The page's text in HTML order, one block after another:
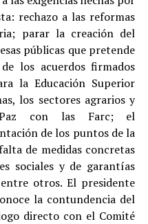
rechazo a las reformas
parar la creación del
públicas que pretende
los acuerdos firmados
la Educación Superior
los sectores agrarios y
con las Farc; el
de los puntos de la
de medidas concretas
sociales y de garantías
otros. El presidente
la contundencia del
directo con el Comité